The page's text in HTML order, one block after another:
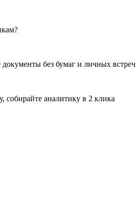
без бумаг и личных встреч
собирайте аналитику в 2 клика